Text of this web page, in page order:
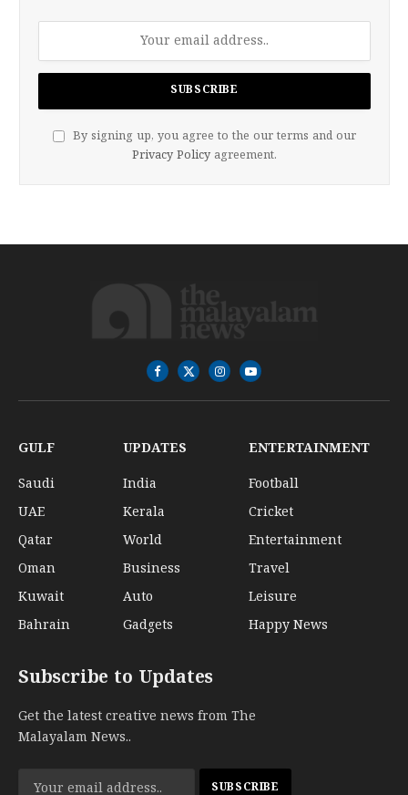
By signing up, you agree to the our terms and our
Privacy Policy agreement.
Facebook
X
(Twitter)
InstagramYouTube
GULF
Saudi
UAE
Qatar
Oman
Kuwait
Bahrain
UPDATES
India
Kerala
World
Business
Auto
Gadgets
ENTERTAINMENT
Football
Cricket
Entertainment
Travel
Leisure
Happy News
Subscribe to Updates
Get the latest creative news from The
Malayalam News..